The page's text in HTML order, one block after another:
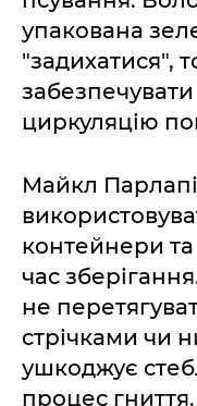
упакована
"задихатися",
забезпечувати
циркуляцію
Майкл
контейнери та
час
не
стрічками чи
ушкоджує
процес